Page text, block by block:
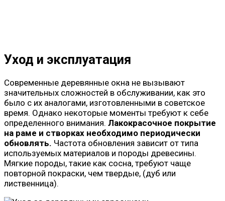
Уход и эксплуатация
Современные деревянные окна не вызывают
значительных сложностей в обслуживании, как это
было с их аналогами, изготовленными в советское
время. Однако некоторые моменты требуют к себе
определенного внимания. Лакокрасочное покрытие
на раме и створках необходимо периодически
обновлять. Частота обновления зависит от типа
используемых материалов и породы древесины.
Мягкие породы, такие как сосна, требуют чаще
повторной покраски, чем твердые, (дуб или
лиственница).